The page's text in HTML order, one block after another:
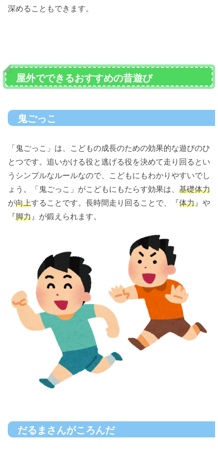
深めることもできます。
屋外でできるおすすめの昔遊び
鬼ごっこ
「鬼ごっこ」は、こどもの成長のための効果的な遊びのひ
とつです。追いかける役と逃げる役を決めて走り回るとい
うシンプルなルールなので、こどもにもわかりやすいでし
ょう。「鬼ごっこ」がこどもにもたらす効果は、 基礎体力
が向上することです。長時間走り回ることで、『体力 』や
『脚力 』が鍛えられます。
だるまさんがころんだ